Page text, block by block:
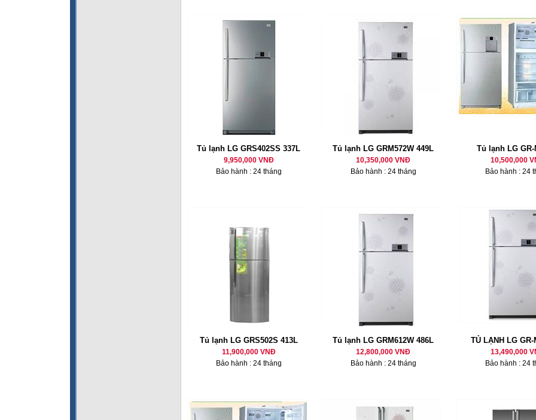
Tủ lạnh LG GRS402SS 337L
9,950,000 VNĐ
Bảo hành : 24 tháng
Tủ lạnh LG GRM572W 449L
10,350,000 VNĐ
Bảo hành : 24 tháng
Tủ lạnh LG GR-
10,500,000
Bảo hành : 24
Tủ lạnh LG GRS502S 413L
11,900,000 VNĐ
Bảo hành : 24 tháng
Tủ lạnh LG GRM612W 486L
12,800,000 VNĐ
Bảo hành : 24 tháng
TỦ LẠNH LG GR-
13,490,000
Bảo hành : 24